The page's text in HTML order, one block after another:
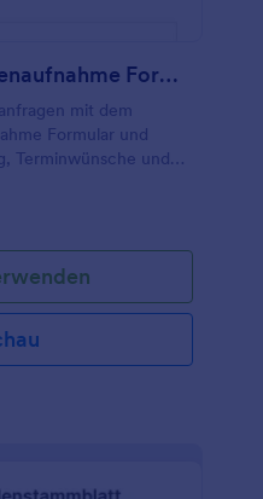
Juristische Mandantenaufnahme Formular
mit dem
Formular und
Terminwünsche und